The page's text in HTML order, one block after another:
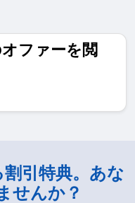
ファーを閲
引特典。あな
せんか？